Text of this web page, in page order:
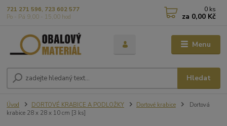
Menu
Hledat
721 271 596, 723 602 577
Po - Pá 9,00 - 15,00 hod
0 ks
za 0,00 Kč
Úvod DORTOVÉ KRABICE A PODLOŽKY Dortové krabice
Dortová
krabice 28 x 28 x 10 cm [3 ks]